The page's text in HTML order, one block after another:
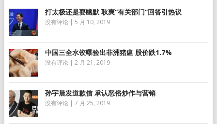
打太极还是耍幽默 耿爽“有关部门”回答引热议
没有评论 | 5 月 10, 2019
中国三全水饺曝验出非洲猪瘟 股价跌1.7%
没有评论 | 2 月 21, 2019
孙宇晨发道歉信 承认恶俗炒作与营销
没有评论 | 7 月 25, 2019